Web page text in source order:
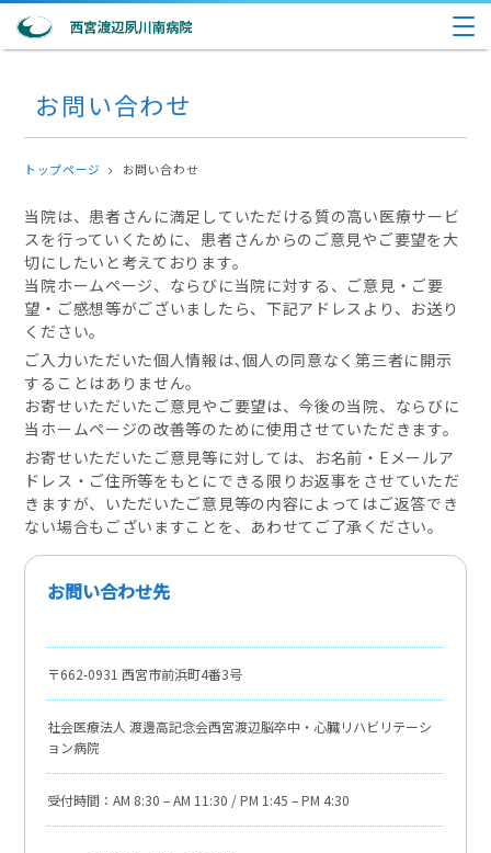
お問い合わせ
トップページ お問い合わせ
当院は、患者さんに満足していただける質の高い医療サービ
スを行っていくために、患者さんからのご意見やご要望を大
切にしたいと考えております。
当院ホームページ、ならびに当院に対する、ご意見・ご要
望・ご感想等がございましたら、下記アドレスより、お送り
ください。
ご入力いただいた個人情報は､個人の同意なく第三者に開示
することはありません。
お寄せいただいたご意見やご要望は、今後の当院、ならびに
当ホームページの改善等のために使用させていただきます。
お寄せいただいたご意見等に対しては、お名前・Eメールア
ドレス・ご住所等をもとにできる限りお返事をさせていただ
きますが、いただいたご意見等の内容によってはご返答でき
ない場合もございますことを、あわせてご了承ください。
お問い合わせ先
〒662-0931 西宮市前浜町4番3号
社会医療法人 渡邊高記念会西宮渡辺脳卒中・心臓リハビリテーシ
ョン病院
受付時間：AM 8:30 – AM 11:30 / PM 1:45 – PM 4:30